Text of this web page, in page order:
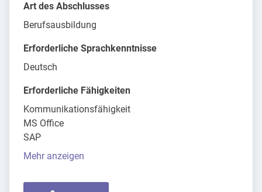
Art des Abschlusses
Berufsausbildung
Erforderliche Sprachkenntnisse
Deutsch
Erforderliche Fähigkeiten
Kommunikationsfähigkeit
MS Office
SAP
Mehr anzeigen